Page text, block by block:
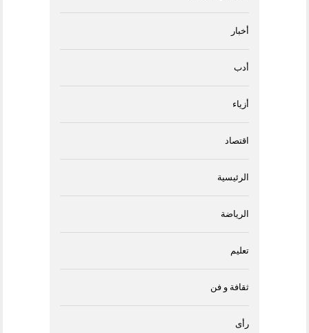
أخبار
أدب
أزياء
اقتصاد
الرئيسية
الرياضة
تعليم
ثقافة و فن
رأى